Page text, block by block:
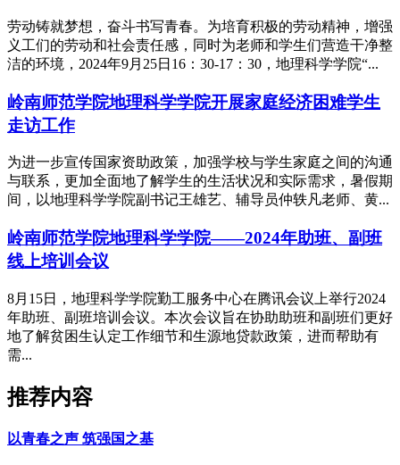
劳动铸就梦想，奋斗书写青春。为培育积极的劳动精神，增强
义工们的劳动和社会责任感，同时为老师和学生们营造干净整
洁的环境，2024年9月25日16：30-17：30，地理科学学院“...
岭南师范学院地理科学学院开展家庭经济困难学生
走访工作
为进一步宣传国家资助政策，加强学校与学生家庭之间的沟通
与联系，更加全面地了解学生的生活状况和实际需求，暑假期
间，以地理科学学院副书记王雄艺、辅导员仲轶凡老师、黄...
岭南师范学院地理科学学院——2024年助班、副班
线上培训会议
8月15日，地理科学学院勤工服务中心在腾讯会议上举行2024
年助班、副班培训会议。本次会议旨在协助助班和副班们更好
地了解贫困生认定工作细节和生源地贷款政策，进而帮助有
需...
推荐内容
以青春之声 筑强国之基